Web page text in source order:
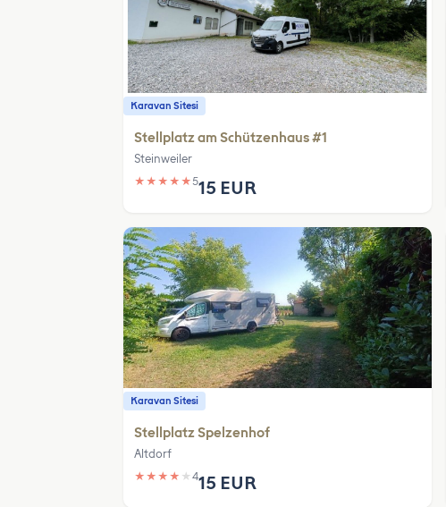
Karavan Sitesi
Stellplatz am Schützenhaus #1
Steinweiler
★ ★ ★ ★ ★515 EUR
Karavan Sitesi
Stellplatz Spelzenhof
Altdorf
★ ★ ★ ★ ★ 415 EUR